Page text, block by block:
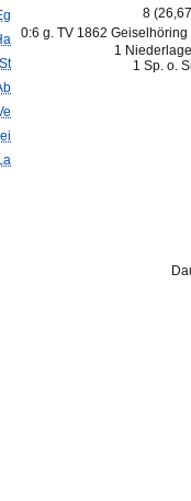
8
0:6 g. TV 1862 Geiselhöring
1
1 Sp. o.